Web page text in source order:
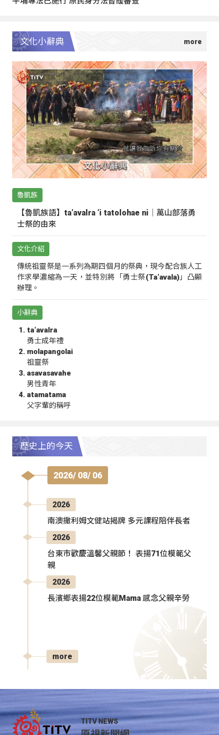
文化小辭典
魯凱族
【魯凱族語】ta‘avalra ‘i tatolohae ni｜萬山部落勇
士祭的由來
文化介紹
傳統祖靈祭是一系列為期四個月的祭典，現今配合族人工
作求學濃縮為一天，並特別將「勇士祭(Ta‘avala)」凸顯
辦理。
小辭典
ta‘avalra
勇士成年禮
molapangolai
祖靈祭
asavasavahe
男性青年
atamatama
父字輩的稱呼
歷史上的今天
2026/ 08/ 06
2026
南澳撒利姆文健站揭牌 多元課程陪伴長者
2026
台東市歡慶溫馨父親節！ 表揚71位模範父
親
2026
長濱鄉表揚22位模範Mama 感念父親辛勞
more
TITV NEWS